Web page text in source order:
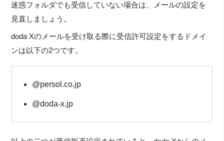
迷惑フォルダでも受信していない場合は、メールの設定を
見直しましょう。
doda Xのメールを受け取る際に受信許可設定をするドメイ
ンは以下の2つです。
@persol.co.jp
@doda-x.jp